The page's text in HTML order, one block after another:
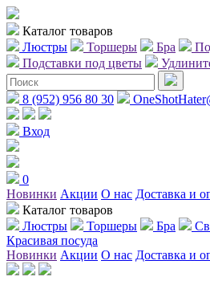
Каталог товаров
Люстры
Торшеры Бра
Подставки под цветы
8 (952) 956 80 30
Вход
0
Новинки Акции О нас Доставка и
Каталог товаров
Люстры
Торшеры Бра
Красивая посуда
Новинки Акции О нас Доставка и